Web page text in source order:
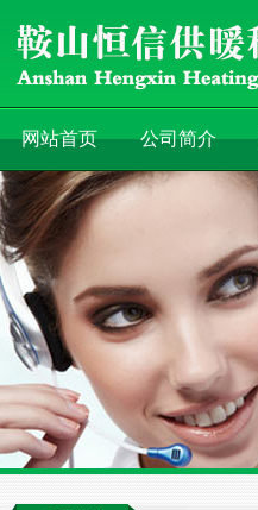
网站首页 公司简介